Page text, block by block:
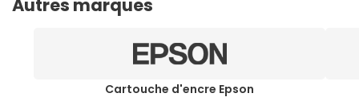
Autres marques
Cartouche d'encre Epson